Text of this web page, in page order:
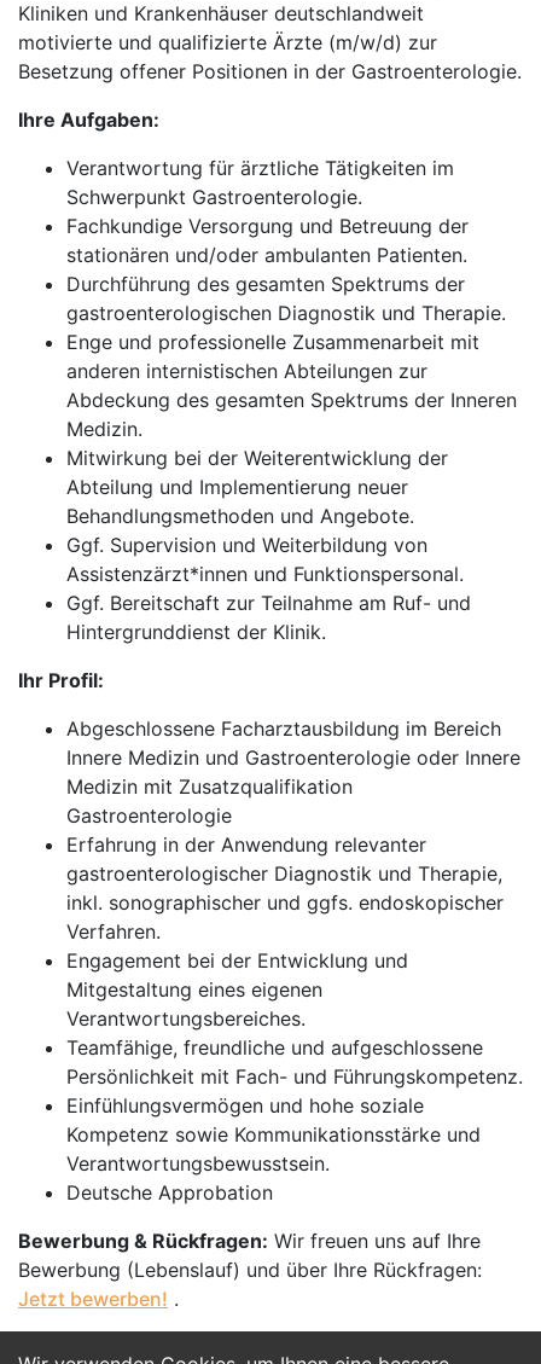
Kliniken und Krankenhäuser deutschlandweit
motivierte und qualifizierte Ärzte (m/w/d) zur
Besetzung offener Positionen in der Gastroenterologie.
Ihre Aufgaben:
Verantwortung für ärztliche Tätigkeiten im
Schwerpunkt Gastroenterologie.
Fachkundige Versorgung und Betreuung der
stationären und/oder ambulanten Patienten.
Durchführung des gesamten Spektrums der
gastroenterologischen Diagnostik und Therapie.
Enge und professionelle Zusammenarbeit mit
anderen internistischen Abteilungen zur
Abdeckung des gesamten Spektrums der Inneren
Medizin.
Mitwirkung bei der Weiterentwicklung der
Abteilung und Implementierung neuer
Behandlungsmethoden und Angebote.
Ggf. Supervision und Weiterbildung von
Assistenzärzt*innen und Funktionspersonal.
Ggf. Bereitschaft zur Teilnahme am Ruf- und
Hintergrunddienst der Klinik.
Ihr Profil:
Abgeschlossene Facharztausbildung im Bereich
Innere Medizin und Gastroenterologie oder Innere
Medizin mit Zusatzqualifikation
Gastroenterologie
Erfahrung in der Anwendung relevanter
gastroenterologischer Diagnostik und Therapie,
inkl. sonographischer und ggfs. endoskopischer
Verfahren.
Engagement bei der Entwicklung und
Mitgestaltung eines eigenen
Verantwortungsbereiches.
Teamfähige, freundliche und aufgeschlossene
Persönlichkeit mit Fach- und Führungskompetenz.
Einfühlungsvermögen und hohe soziale
Kompetenz sowie Kommunikationsstärke und
Verantwortungsbewusstsein.
Deutsche Approbation
Bewerbung & Rückfragen: Wir freuen uns auf Ihre
Bewerbung (Lebenslauf) und über Ihre Rückfragen:
Jetzt bewerben! .